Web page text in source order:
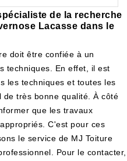
de la recherche
Lacasse dans le
doit être confiée à un
techniques. En effet, il est
les techniques et toutes les
très bonne qualité. À côté
que les travaux
C'est pour ces
le service de MJ Toiture
Pour le contacter,